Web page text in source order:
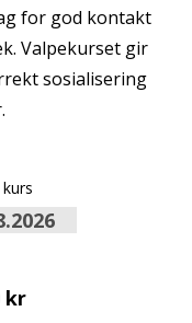
for god kontakt
Valpekurset gir
sosialisering
kr